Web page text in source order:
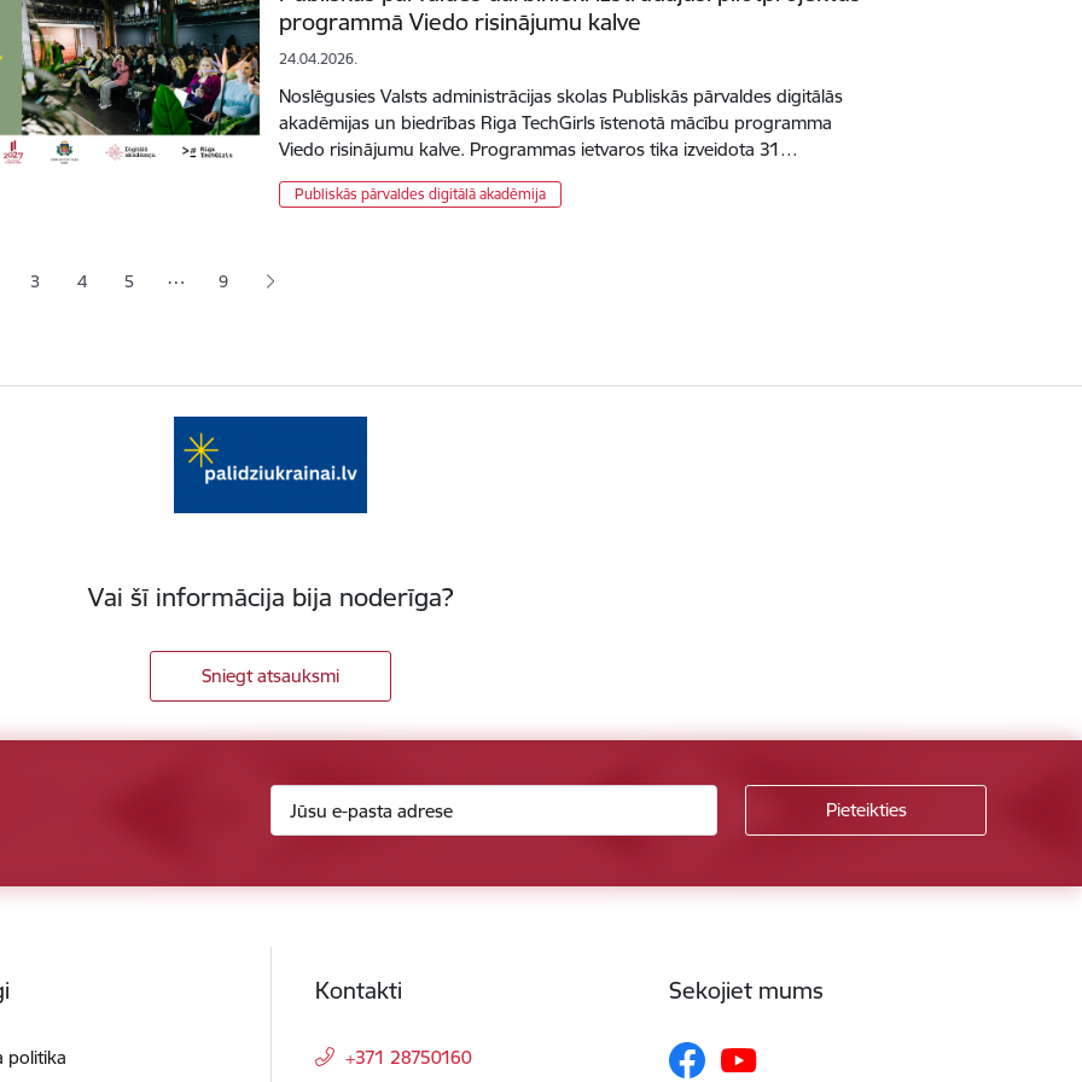
programmā Viedo risinājumu kalve
24.04.2026.
Noslēgusies Valsts administrācijas skolas Publiskās pārvaldes digitālās
akadēmijas un biedrības Riga TechGirls īstenotā mācību programma
Viedo risinājumu kalve. Programmas ietvaros tika izveidota 31…
Publiskās pārvaldes digitālā akadēmija
lapaLapa
3 Lapa
4 Lapa
5 … 9
Vai šī informācija bija noderīga?
Sniegt atsauksmi
politika
Kontakti
+371 28750160
Sekojiet mums